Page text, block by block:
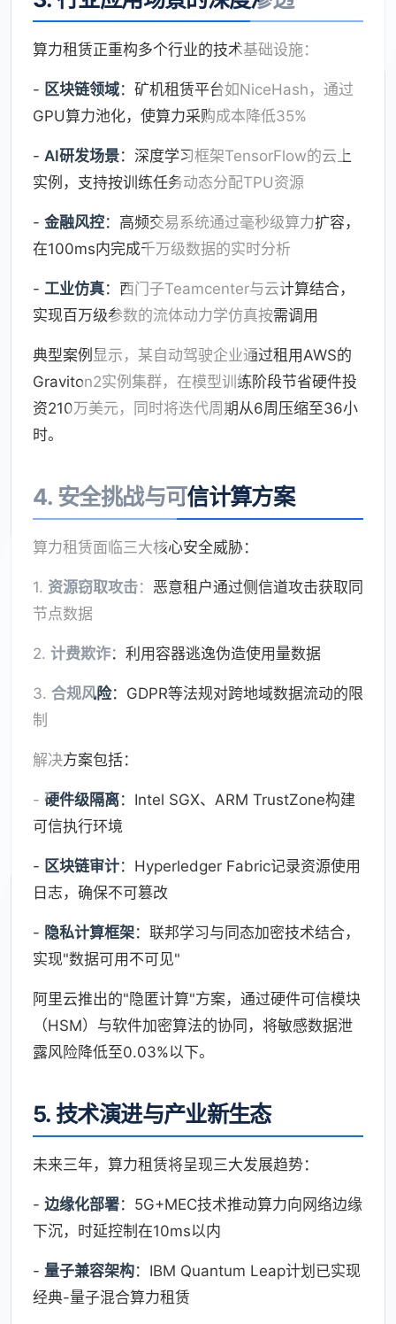
算力租赁正重构多个行业的技术基础设施：
- 区块链领域：矿机租赁平台如NiceHash，通过
GPU算力池化，使算力采购成本降低35%
- AI研发场景：深度学习框架TensorFlow的云上
实例，支持按训练任务动态分配TPU资源
- 金融风控：高频交易系统通过毫秒级算力扩容，
在100ms内完成千万级数据的实时分析
- 工业仿真：西门子Teamcenter与云计算结合，
实现百万级参数的流体动力学仿真按需调用
典型案例显示，某自动驾驶企业通过租用AWS的
Graviton2实例集群，在模型训练阶段节省硬件投
资210万美元，同时将迭代周期从6周压缩至36小
时。
4. 安全挑战与可信计算方案
算力租赁面临三大核心安全威胁：
1. 资源窃取攻击：恶意租户通过侧信道攻击获取同
节点数据
2. 计费欺诈：利用容器逃逸伪造使用量数据
3. 合规风险：GDPR等法规对跨地域数据流动的限
制
解决方案包括：
- 硬件级隔离：Intel SGX、ARM TrustZone构建
可信执行环境
- 区块链审计：Hyperledger Fabric记录资源使用
日志，确保不可篡改
- 隐私计算框架：联邦学习与同态加密技术结合，
实现"数据可用不可见"
阿里云推出的"隐匿计算"方案，通过硬件可信模块
（HSM）与软件加密算法的协同，将敏感数据泄
露风险降低至0.03%以下。
5. 技术演进与产业新生态
未来三年，算力租赁将呈现三大发展趋势：
- 边缘化部署：5G+MEC技术推动算力向网络边缘
下沉，时延控制在10ms以内
- 量子兼容架构：IBM Quantum Leap计划已实现
经典-量子混合算力租赁